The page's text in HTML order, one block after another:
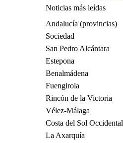
Noticias más leídas
Andalucía (provincias)
Sociedad
San Pedro Alcántara
Estepona
Benalmádena
Fuengirola
Rincón de la Victoria
Vélez-Málaga
Costa del Sol Occidental
La Axarquía